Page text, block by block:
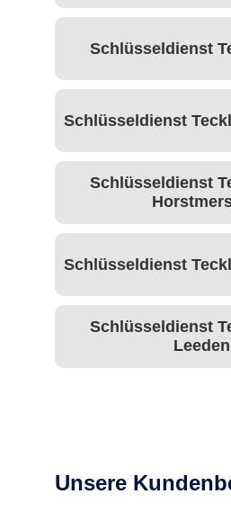
Schlüsseldienst
Schlüsseldienst
Schlüsseldienst
Schlüsseldienst
Schlüsseldienst
Leeden
Unsere